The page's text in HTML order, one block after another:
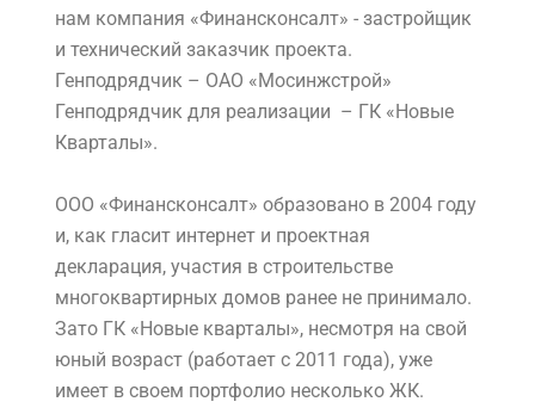
нам компания «Финансконсалт» - застройщик
и технический заказчик проекта.
Генподрядчик – ОАО «Мосинжстрой»
Генподрядчик для реализации – ГК «Новые
Кварталы».
ООО «Финансконсалт» образовано в 2004 году
и, как гласит интернет и проектная
декларация, участия в строительстве
многоквартирных домов ранее не принимало.
Зато ГК «Новые кварталы», несмотря на свой
юный возраст (работает с 2011 года), уже
имеет в своем портфолио несколько ЖК.